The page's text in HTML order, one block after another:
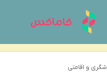
و اقامتی